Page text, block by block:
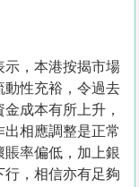
示，本港按揭市場
動性充裕，令過去
成本有所上升，
相應調整是正常
賬率偏低，加上銀
，相信亦有足夠